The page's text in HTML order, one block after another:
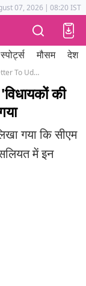
Tak Astrotak
07, 2026 | 08:20 IST
स्पोर्ट्स मौसम देश
Eknath Shinde Tweets Open Letter To Uddhav Thackeray
की
गया कि सीएम
में इन